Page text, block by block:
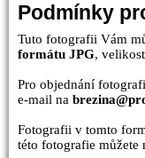
Podmínky
Tuto fotografii Vám
formátu JPG,
Pro objednání
e-mail na
Fotografii v tomto
této fotografie můžete